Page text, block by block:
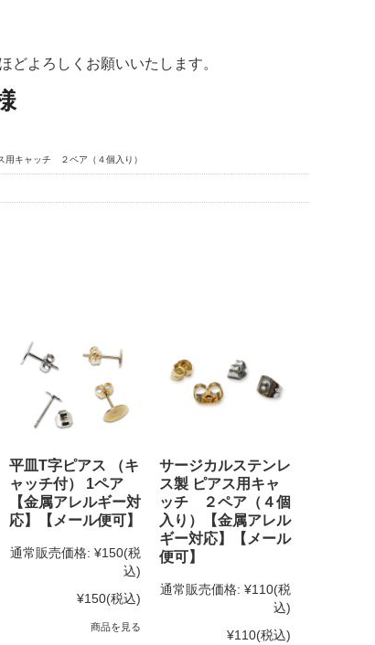
どよろしくお願いいたします。
用キャッチ ２ペア（４個入り）
平皿T字ピアス （キ
ャッチ付） 1ペア
【金属アレルギー対
応】【メール便可】
通常販売価格: ¥150(税
込)
¥150(税込)
商品を見る
サージカルステンレ
ス製 ピアス用キャ
ッチ ２ペア（４個
入り）【金属アレル
ギー対応】【メール
便可】
通常販売価格: ¥110(税
込)
¥110(税込)